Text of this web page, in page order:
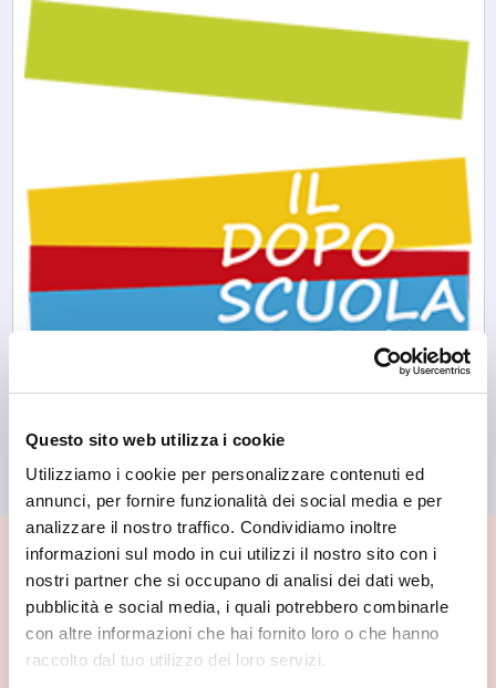
Questo sito web utilizza i cookie
Utilizziamo i cookie per personalizzare contenuti ed
annunci, per fornire funzionalità dei social media e per
analizzare il nostro traffico. Condividiamo inoltre
informazioni sul modo in cui utilizzi il nostro sito con i
nostri partner che si occupano di analisi dei dati web,
pubblicità e social media, i quali potrebbero combinarle
con altre informazioni che hai fornito loro o che hanno
raccolto dal tuo utilizzo dei loro servizi.
Il Doposcuola di Eva
📍 Cosa vedere nei dintorni
Se vuoi scoprire di più su questa zona, qui trovi altri
spunti utili.